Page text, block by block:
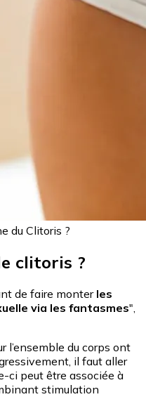
du Clitoris ?
clitoris ?
de faire monter les
via les fantasmes",
l’ensemble du corps ont
il faut aller
ci peut être associée à
stimulation